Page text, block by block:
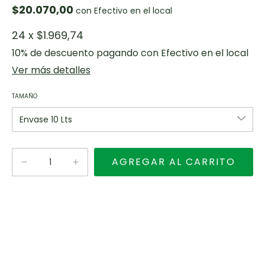
$20.070,00 con Efectivo en el local
24 x $1.969,74
10% de descuento pagando con Efectivo en el local
Ver más detalles
TAMAÑO